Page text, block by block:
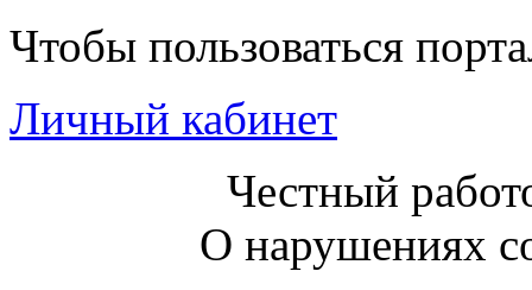
Чтобы пользоваться
Личный кабинет
Честный
О нарушениях